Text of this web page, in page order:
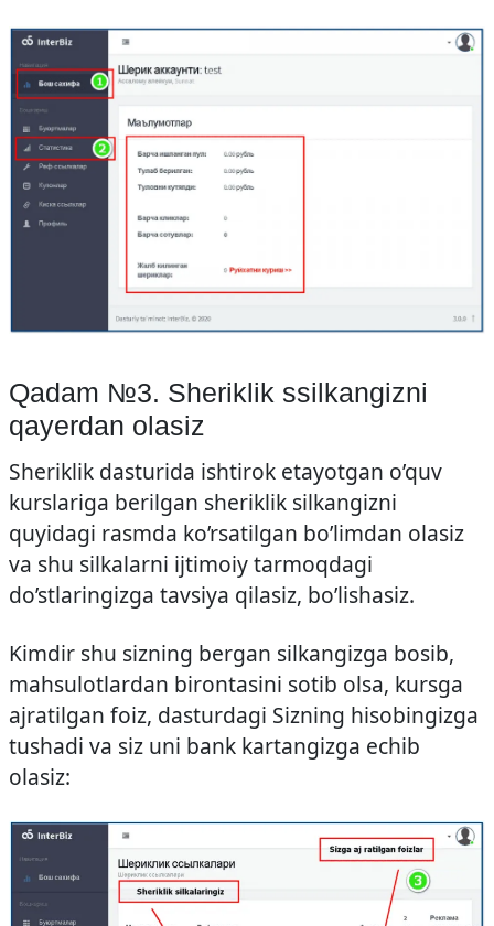
Qadam №3. Sheriklik ssilkangizni
qayerdan olasiz
Sheriklik dasturida ishtirok etayotgan o’quv
kurslariga berilgan sheriklik silkangizni
quyidagi rasmda ko’rsatilgan bo’limdan olasiz
va shu silkalarni ijtimoiy tarmoqdagi
do’stlaringizga tavsiya qilasiz, bo’lishasiz.
Kimdir shu sizning bergan silkangizga bosib,
mahsulotlardan birontasini sotib olsa, kursga
ajratilgan foiz, dasturdagi Sizning hisobingizga
tushadi va siz uni bank kartangizga echib
olasiz: